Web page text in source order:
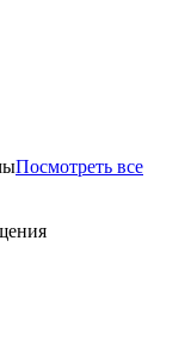
Посмотреть все